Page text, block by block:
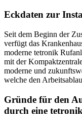
Eckdaten zur
Seit dem Beginn der
verfügt das
moderne tetronik
mit der
moderne und
welche den
Gründe für den
durch eine